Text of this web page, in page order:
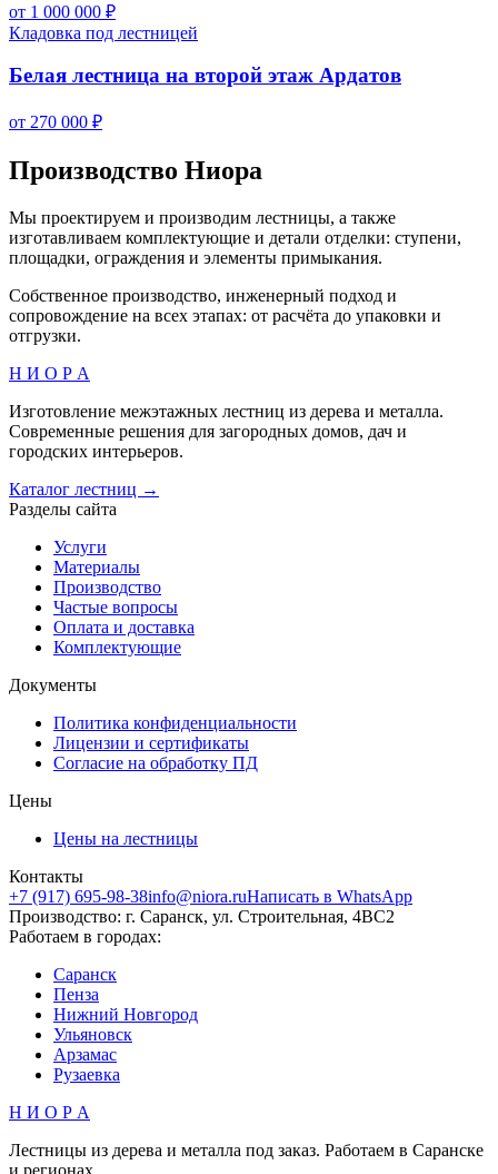
от 1 000 000 ₽
Кладовка под лестницей
Белая лестница на второй этаж Ардатов
от 270 000 ₽
Производство Ниора
Мы проектируем и производим лестницы, а также
изготавливаем комплектующие и детали отделки: ступени,
площадки, ограждения и элементы примыкания.
Собственное производство, инженерный подход и
сопровождение на всех этапах: от расчёта до упаковки и
отгрузки.
Н И О Р А
Изготовление межэтажных лестниц из дерева и металла.
Современные решения для загородных домов, дач и
городских интерьеров.
Каталог лестниц →
Разделы сайта
Услуги
Материалы
Производство
Частые вопросы
Оплата и доставка
Комплектующие
Документы
Политика конфиденциальности
Лицензии и сертификаты
Согласие на обработку ПД
Цены
Цены на лестницы
Контакты
+7 (917) 695-98-38info@niora.ruНаписать в WhatsApp
Производство: г. Саранск, ул. Строительная, 4ВС2
Работаем в городах:
Саранск
Пенза
Нижний Новгород
Ульяновск
Арзамас
Рузаевка
Н И О Р А
Лестницы из дерева и металла под заказ. Работаем в Саранске
и регионах.